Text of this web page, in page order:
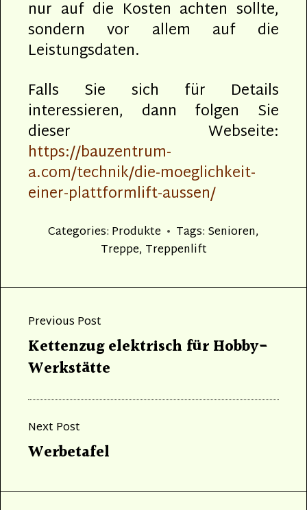
nur auf die Kosten achten sollte,
sondern vor allem auf die
Leistungsdaten.
Falls Sie sich für Details
interessieren, dann folgen Sie
dieser Webseite:
https://bauzentrum-
a.com/technik/die-moeglichkeit-
einer-plattformlift-aussen/
Categories: Produkte Tags: Senioren,
Treppe, Treppenlift
Previous Post
Previous
post:
Kettenzug elektrisch für Hobby-
Werkstätte
Next Post
Next
Werbetafel